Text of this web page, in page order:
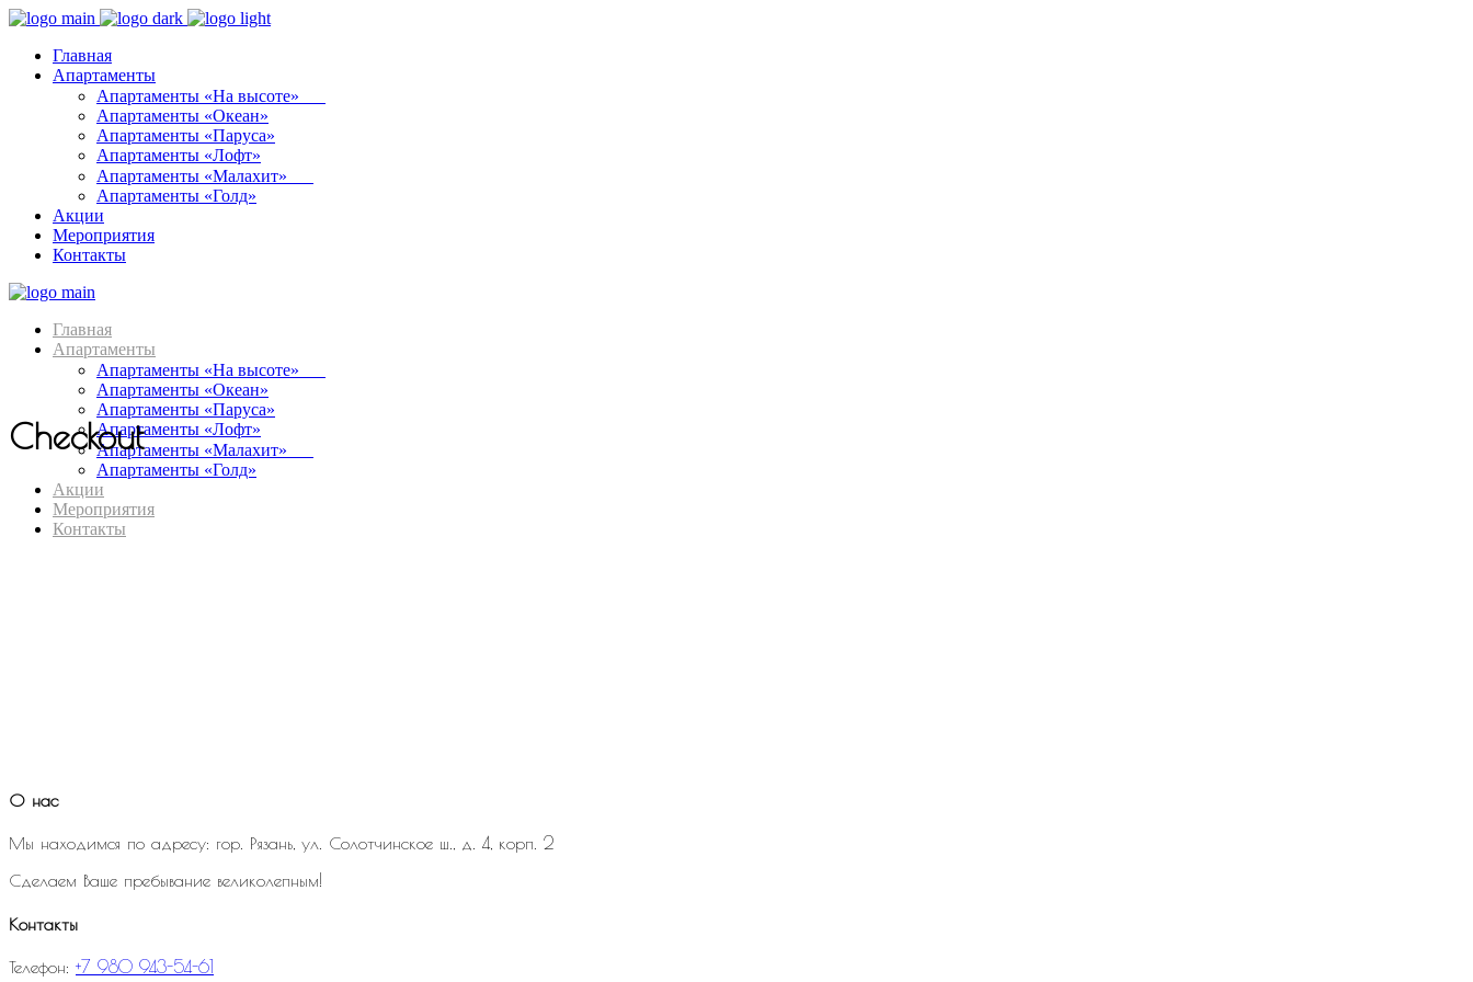
Главная
Апартаменты
Апартаменты «На высоте»⠀⠀
Апартаменты «Океан»
Апартаменты «Паруса»
Апартаменты «Лофт»
Апартаменты «Малахит»⠀⠀
Апартаменты «Голд»
Акции
Мероприятия
Контакты
Главная
Апартаменты
Апартаменты «На высоте»⠀⠀
Апартаменты «Океан»
Апартаменты «Паруса»
Апартаменты «Лофт»
Апартаменты «Малахит»⠀⠀
Апартаменты «Голд»
Акции
Мероприятия
Контакты
Checkout
О нас
Мы находимся по адресу: гор. Рязань, ул. Солотчинское ш., д. 4, корп. 2
Сделаем Ваше пребывание великолепным!
Контакты
Телефон: +7 980 943-54-61